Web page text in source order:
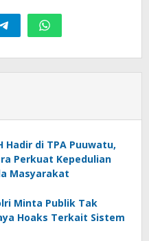
Hadir di TPA Puuwatu,
Perkuat Kepedulian
Masyarakat
Minta Publik Tak
Hoaks Terkait Sistem